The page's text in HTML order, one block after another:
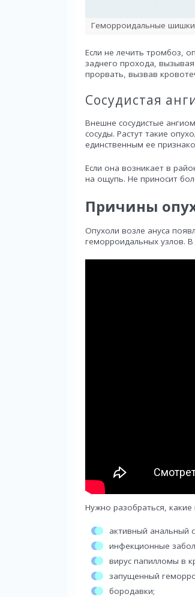
Геморроидальные шишки
Если не лечить тромбоз,
заднего прохода,
прорвать, вызвав
Сосудистая
Внешне сосудистые
сосуды. Растут такие
единственным ее
Если она возникает в
на ощупь. Не приносит
Причины
Опухоли возле ануса
геморроидальных узлов.
Нужно разобраться,
активный анальный
инфекционные
вирус папилломы в
запущенный
бородавки;